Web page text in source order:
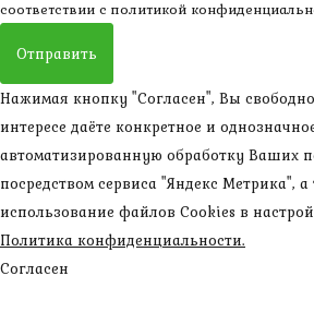
соответствии с политикой
Отправить
Нажимая кнопку "Согласен", Вы
интересе даёте конкретное и
автоматизированную обработку Ваших
посредством сервиса "Яндекс Метрика",
использование файлов Cookies в
Политика конфиденциальности.
Согласен